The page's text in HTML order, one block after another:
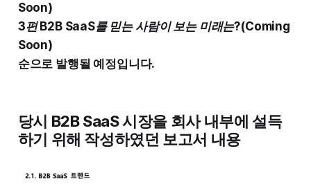
Soon)
3편 B2B SaaS를 믿는 사람이 보는 미래는?(Coming
Soon)
순으로 발행될 예정입니다.
당시 B2B SaaS 시장을 회사 내부에 설득
하기 위해 작성하였던 보고서 내용